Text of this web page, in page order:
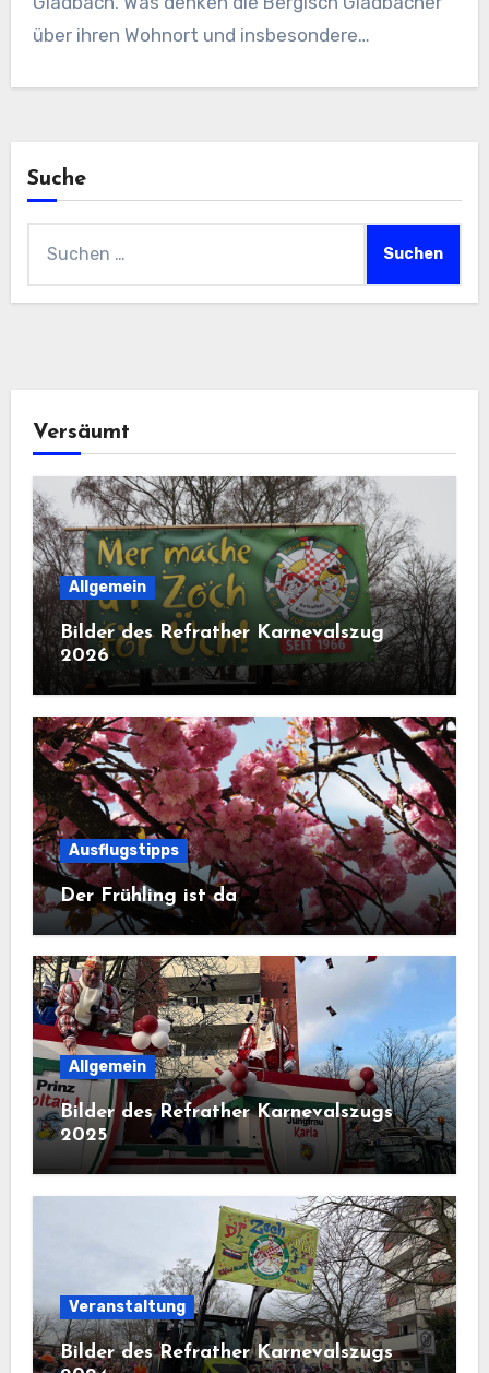
über ihren Wohnort und insbesondere…
Suche
nach:
Versäumt
Allgemein
Bilder des Refrather Karnevalszug
2026
Ausflugstipps
Der Frühling ist da
Allgemein
Bilder des Refrather Karnevalszugs
2025
Veranstaltung
Bilder des Refrather Karnevalszugs